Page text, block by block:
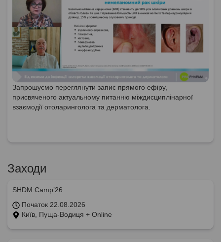
Запрошуємо переглянути запис прямого ефіру,
присвяченого актуальному питанню міждисциплінарної
взаємодії отоларинголога та дерматолога.
Заходи
SHDM.Camp’26
Початок 22.08.2026
Київ, Пуща-Водиця + Online